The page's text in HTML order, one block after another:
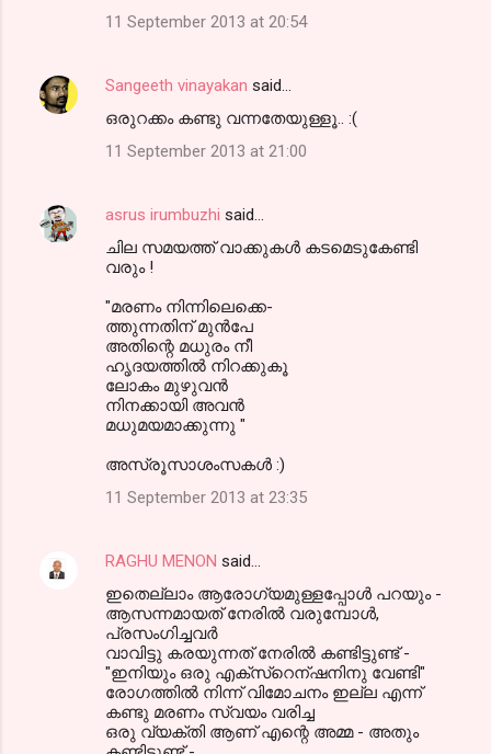
11 September 2013 at 20:54
Sangeeth vinayakan said…
ഒരുറക്കം കണ്ടു വന്നതേയുള്ളൂ.. :(
11 September 2013 at 21:00
asrus irumbuzhi said…
ചില സമയത്ത് വാക്കുകള്‍ കടമെടുകേണ്ടി
വരും !
"മരണം നിന്നിലെക്കെ-
ത്തുന്നതിന് മുന്‍പേ
അതിന്റെ മധുരം നീ
ഹൃദയത്തില്‍ നിറക്കുകൂ
ലോകം മുഴുവന്‍
നിനക്കായി അവന്‍
മധുമയമാക്കുന്നു "
അസ്രൂസാശംസകള്‍ :)
11 September 2013 at 23:35
RAGHU MENON said…
ഇതെല്ലാം ആരോഗ്യമുള്ളപ്പോള്‍ പറയും -
ആസന്നമായത് നേരില്‍ വരുമ്പോള്‍,
പ്രസംഗിച്ചവര്‍
വാവിട്ടു കരയുന്നത് നേരില്‍ കണ്ടിട്ടുണ്ട് -
"ഇനിയും ഒരു എക്സ്റെന്ഷനിനു വേണ്ടി"
രോഗത്തില്‍ നിന്ന്‍ വിമോചനം ഇല്ല എന്ന്
കണ്ടു മരണം സ്വയം വരിച്ച
ഒരു വ്യക്തി ആണ് എന്റെ അമ്മ - അതും